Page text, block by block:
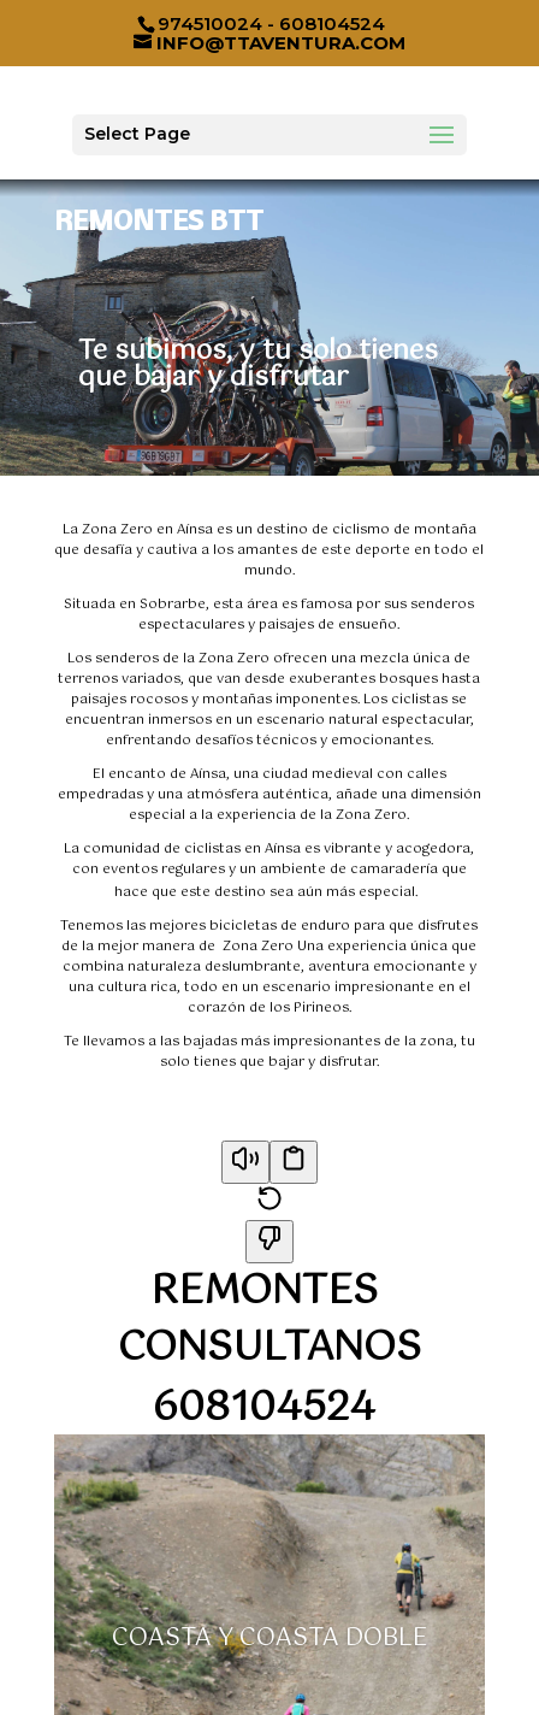
974510024 - 608104524
INFO@TTAVENTURA.COM
Select Page
REMONTES BTT
Te subimos, y tu solo tienes
que bajar y disfrutar
La Zona Zero en Aínsa es un destino de ciclismo de montaña
que desafía y cautiva a los amantes de este deporte en todo el
mundo.
Situada en Sobrarbe, esta área es famosa por sus senderos
espectaculares y paisajes de ensueño.
Los senderos de la Zona Zero ofrecen una mezcla única de
terrenos variados, que van desde exuberantes bosques hasta
paisajes rocosos y montañas imponentes. Los ciclistas se
encuentran inmersos en un escenario natural espectacular,
enfrentando desafíos técnicos y emocionantes.
El encanto de Aínsa, una ciudad medieval con calles
empedradas y una atmósfera auténtica, añade una dimensión
especial a la experiencia de la Zona Zero.
La comunidad de ciclistas en Aínsa es vibrante y acogedora,
con eventos regulares y un ambiente de camaradería que
hace que este destino sea aún más especial.
Tenemos las mejores bicicletas de enduro para que disfrutes
de la mejor manera de Zona Zero Una experiencia única que
combina naturaleza deslumbrante, aventura emocionante y
una cultura rica, todo en un escenario impresionante en el
corazón de los Pirineos.
Te llevamos a las bajadas más impresionantes de la zona, tu
solo tienes que bajar y disfrutar.
REMONTES
CONSULTANOS
608104524
COASTA Y COASTA DOBLE